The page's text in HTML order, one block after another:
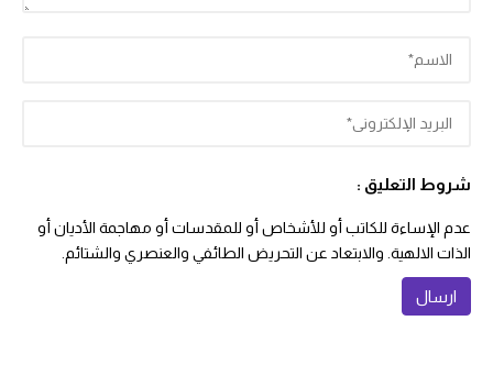
شروط التعليق :
عدم الإساءة للكاتب أو للأشخاص أو للمقدسات أو مهاجمة الأديان أو
الذات الالهية. والابتعاد عن التحريض الطائفي والعنصري والشتائم.